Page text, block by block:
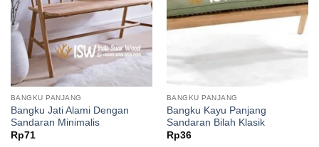
BANGKU PANJANG
Bangku Jati Alami Dengan
Sandaran Minimalis
Rp71
BANGKU PANJANG
Bangku Kayu Panjang
Sandaran Bilah Klasik
Rp36